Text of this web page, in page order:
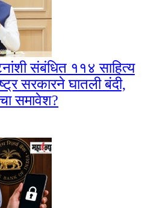
संबंधित ११४ साहित्य
सरकारने घातली बंदी,
समावेश?